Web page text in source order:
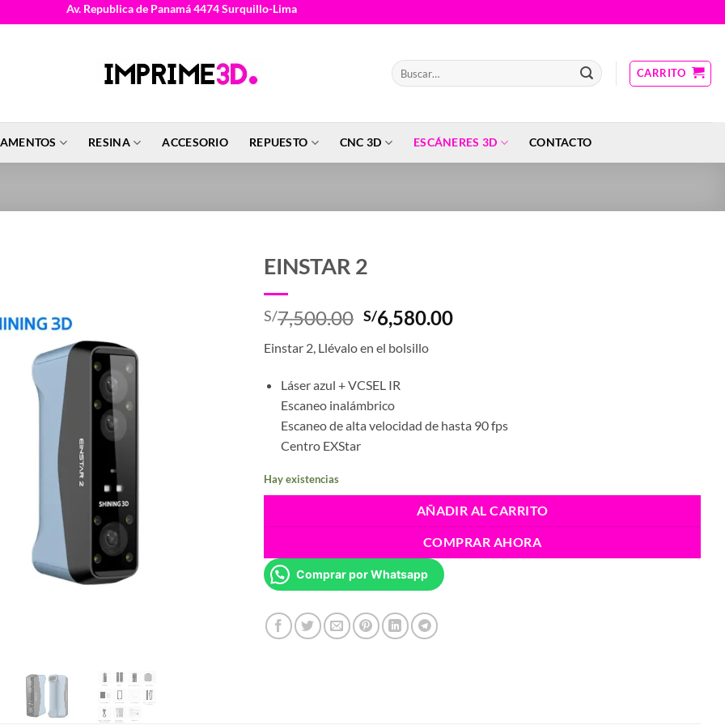
Av. Republica de Panamá 4474 Surquillo-Lima
Buscar
por:
CARRITO
RESINA ACCESORIO REPUESTO CNC 3D ESCÁNERES 3D CONTACTO
EINSTAR 2
S/7,500.00 El
precio
original
era:
S/7,500.00.
S/6,580.00El
Einstar 2, Llévalo en el bolsillo
Láser azul + VCSEL IR
Escaneo inalámbrico
Escaneo de alta velocidad de hasta 90 fps
Centro EXStar
Hay existencias
AÑADIR AL CARRITO
COMPRAR AHORA
Comprar por Whatsapp